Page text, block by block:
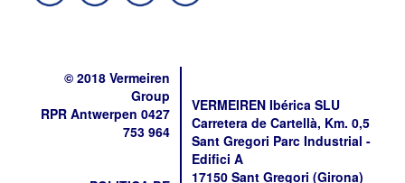
© 2018 Vermeiren
Group
RPR Antwerpen 0427
753 964
VERMEIREN Ibérica SLU
Carretera de Cartellà, Km. 0,5
Sant Gregori Parc Industrial -
Edifici A
17150 Sant Gregori (Girona)